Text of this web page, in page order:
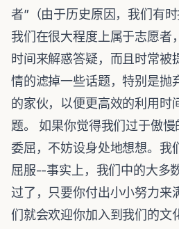
者”（由于历史原因，我们有时
我们在很大程度上属于志愿者
时间来解惑答疑，而且时常被
情的滤掉一些话题，特别是抛
的家伙，以便更高效的利用时
题。 如果你觉得我们过于傲
委屈，不妨设身处地想想。我
屈服--事实上，我们中的大多
过了，只要你付出小小努力来
们就会欢迎你加入到我们的文